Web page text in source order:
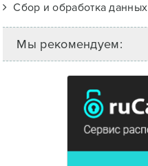
Сбор и обработка данных
Мы рекомендуем: